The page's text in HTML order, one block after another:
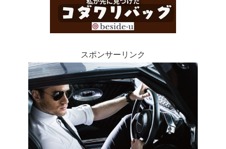
スポンサーリンク